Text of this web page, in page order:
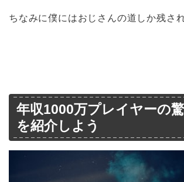
ちなみに僕にはおじさんの道しか残さ
年収1000万プレイヤーの
を紹介しよう